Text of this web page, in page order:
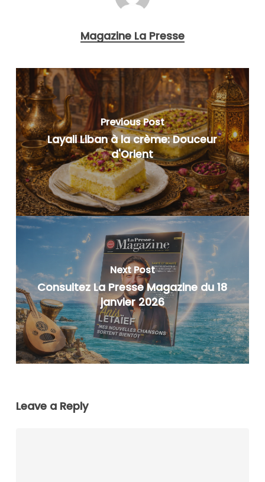
Magazine La Presse
Previous Post
Layali Liban à la crème: Douceur
d'Orient
Next Post
Consultez La Presse Magazine du 18
janvier 2026
Leave a Reply